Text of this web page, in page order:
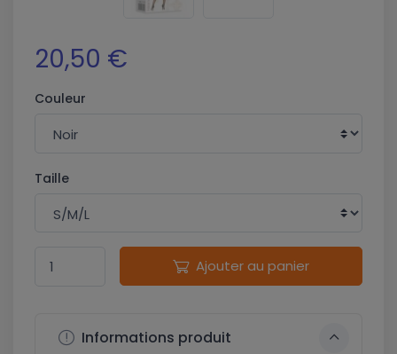
20,50 €
Couleur
Taille
Ajouter au panier
Informations produit